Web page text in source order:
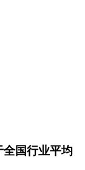
全国行业平均